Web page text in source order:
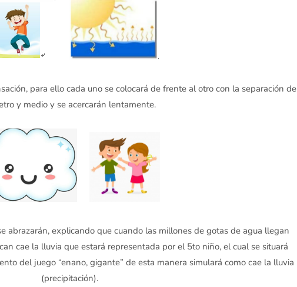
para ello cada uno se colocará de frente al otro con la separación de
y medio y se acercarán lentamente.
abrazarán, explicando que cuando las millones de gotas de agua llegan
cae la lluvia que estará representada por el 5to niño, el cual se situará
del juego “enano, gigante” de esta manera simulará como cae la lluvia
(precipitación).